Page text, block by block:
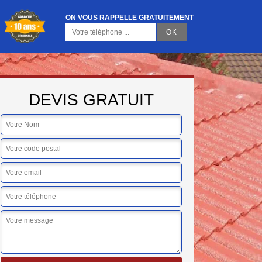
ON VOUS RAPPELLE GRATUITEMENT
DEVIS GRATUIT